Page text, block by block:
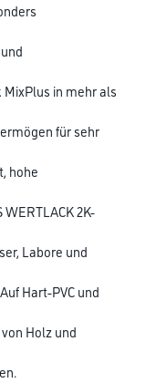
in mehr als
für sehr
hohe
2K-
Labore und
Hart-PVC und
Holz und